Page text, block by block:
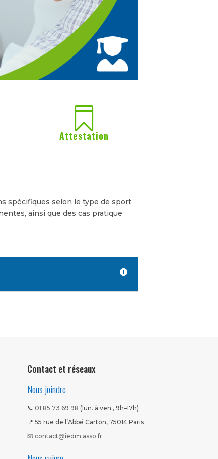

Attestation
spécifiques selon le type de sport
ainsi que des cas pratique
Contact et réseaux
Nous joindre
📞 01 85 73 69 98 (lun. à ven., 9h–17h)
📍 55 rue de l’Abbé Carton, 75014 Paris
📧 contact@iedm.asso.fr